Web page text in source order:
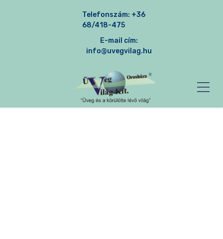
Telefonszám: +36
68/418-475
E-mail cím:
info@uvegvilag.hu